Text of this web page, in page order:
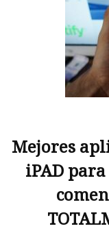
Mejores
iPAD